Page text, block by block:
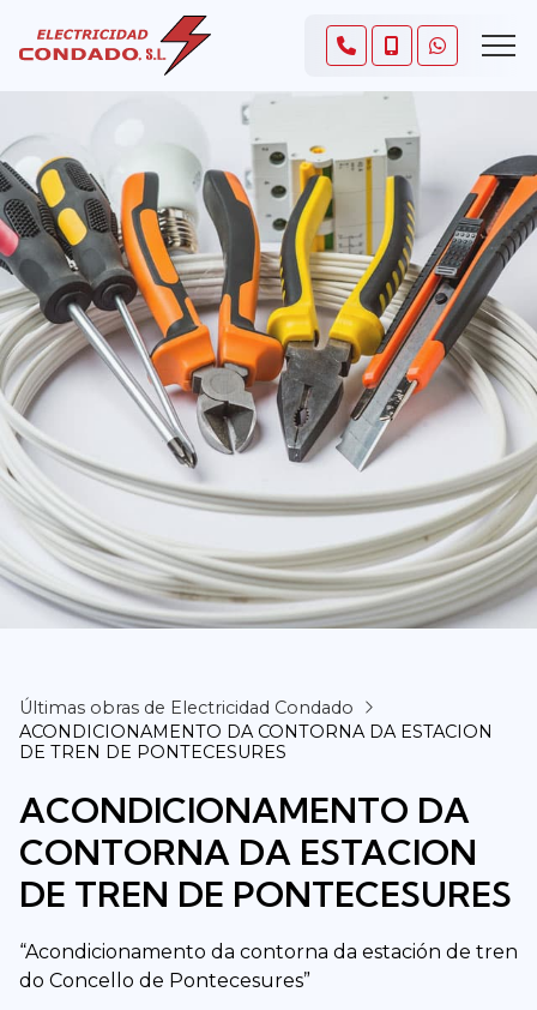
Últimas obras de Electricidad Condado
ACONDICIONAMENTO DA CONTORNA DA ESTACION
DE TREN DE PONTECESURES
ACONDICIONAMENTO DA
CONTORNA DA ESTACION
DE TREN DE PONTECESURES
“Acondicionamento da contorna da estación de tren
do Concello de Pontecesures”